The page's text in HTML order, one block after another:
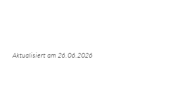
Aktualisiert am 26.06.2026